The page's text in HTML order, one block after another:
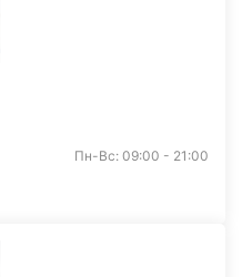
Пн-Вс: 09:00 - 21:00